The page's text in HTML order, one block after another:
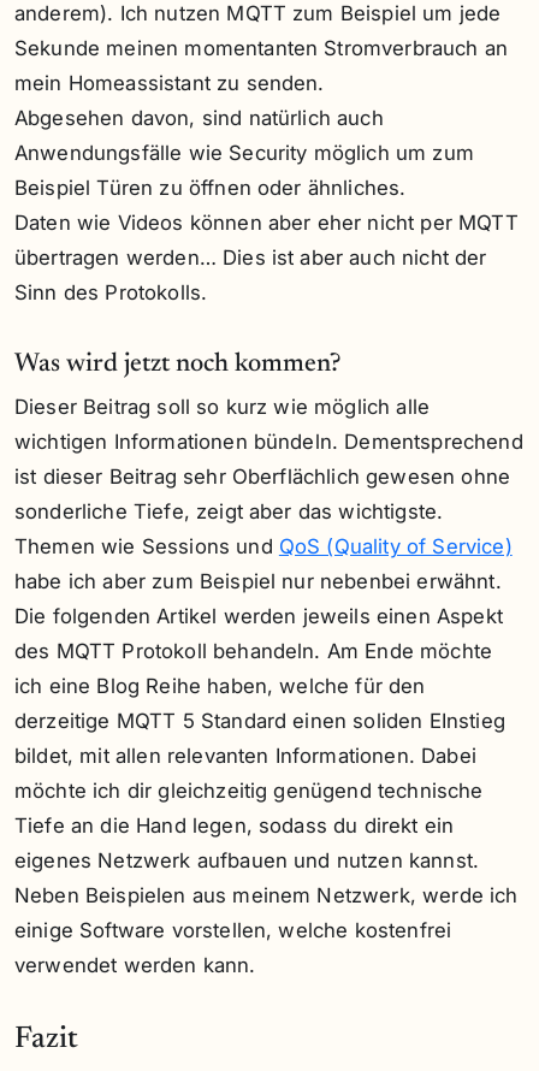
anderem). Ich nutzen MQTT zum Beispiel um jede
Sekunde meinen momentanten Stromverbrauch an
mein Homeassistant zu senden.
Abgesehen davon, sind natürlich auch
Anwendungsfälle wie Security möglich um zum
Beispiel Türen zu öffnen oder ähnliches.
Daten wie Videos können aber eher nicht per MQTT
übertragen werden… Dies ist aber auch nicht der
Sinn des Protokolls.
Was wird jetzt noch kommen?
Dieser Beitrag soll so kurz wie möglich alle
wichtigen Informationen bündeln. Dementsprechend
ist dieser Beitrag sehr Oberflächlich gewesen ohne
sonderliche Tiefe, zeigt aber das wichtigste.
Themen wie Sessions und QoS (Quality of Service)
habe ich aber zum Beispiel nur nebenbei erwähnt.
Die folgenden Artikel werden jeweils einen Aspekt
des MQTT Protokoll behandeln. Am Ende möchte
ich eine Blog Reihe haben, welche für den
derzeitige MQTT 5 Standard einen soliden EInstieg
bildet, mit allen relevanten Informationen. Dabei
möchte ich dir gleichzeitig genügend technische
Tiefe an die Hand legen, sodass du direkt ein
eigenes Netzwerk aufbauen und nutzen kannst.
Neben Beispielen aus meinem Netzwerk, werde ich
einige Software vorstellen, welche kostenfrei
verwendet werden kann.
Fazit